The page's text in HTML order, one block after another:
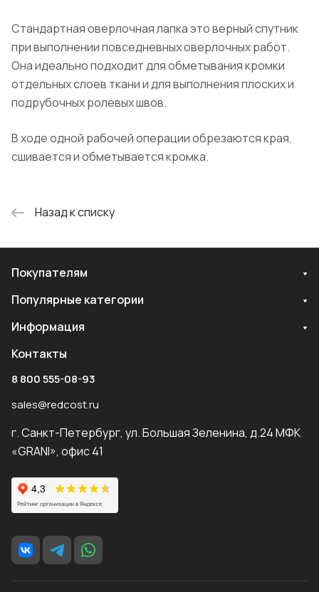
Стандартная оверлочная лапка это верный спутник
при выполнении повседневных оверлочных работ.
Она идеально подходит для обметывания кромки
отдельных слоев ткани и для выполнения плоских и
подрубочных ролевых швов.
В ходе одной рабочей операции обрезаются края,
сшивается и обметывается кромка.
Назад к списку
Покупателям
Популярные категории
Информация
Контакты
8 800 555-08-93
sales@redcost.ru
г. Санкт-Петербург, ул. Большая Зеленина, д.24 МФК
«GRANI», офис 41